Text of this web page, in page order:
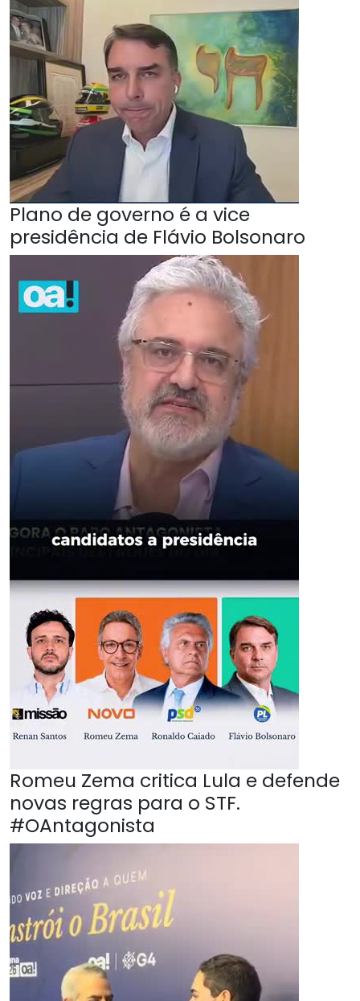
Plano de governo é a vice
presidência de Flávio Bolsonaro
Romeu Zema critica Lula e defende
novas regras para o STF.
#OAntagonista